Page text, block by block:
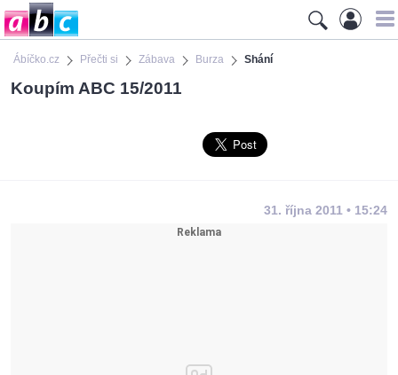
Ábíčko.cz Přečti si Zábava Burza Shání
Koupím ABC 15/2011
31. října 2011 • 15:24